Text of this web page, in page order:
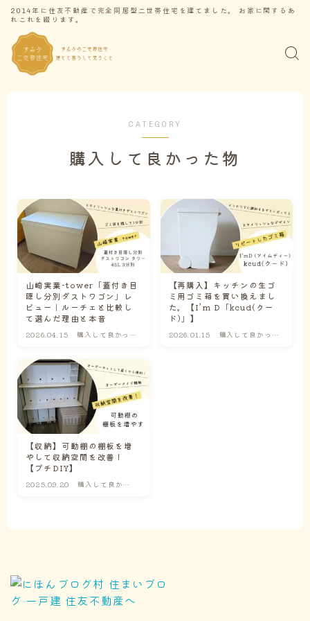
2014年に住友不動産で完全同居型二世帯住宅を建てました。 お家に関するあ
れこれを綴ります。
CATEGORY
購入して良かった物
山崎実業-tower「蓋付き目
隠し分別ダストワゴン」レ
ビュー｜ルーチェと比較し
て選んだ理由と本音
2026.04.15
購入して良かった
【再購入】キッチンの生ゴ
ミ用ゴミ箱を買い換えまし
た。【I’m D「kcud(クー
ド)」】
2026.01.15
購入して良かった
【収納】可動棚の棚板を増
やして収納空間を改善！
【プチDIY】
2025.09.20
購入して良かっ